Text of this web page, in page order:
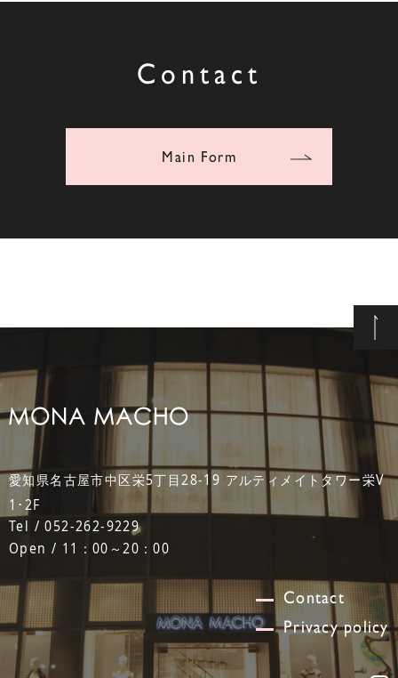
Contact
Main Form
愛知県名古屋市中区栄5丁目28-19 アルティメイトタワー栄V
1･2F
Tel / 052-262-9229
Open / 11：00～20：00
Contact
Privacy policy